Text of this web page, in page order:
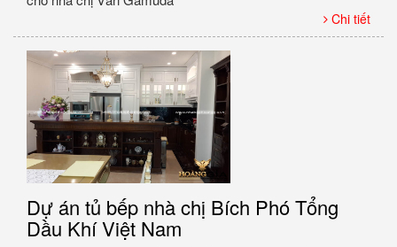
Chi tiết
Dự án tủ bếp nhà chị Bích Phó Tổng
Dầu Khí Việt Nam